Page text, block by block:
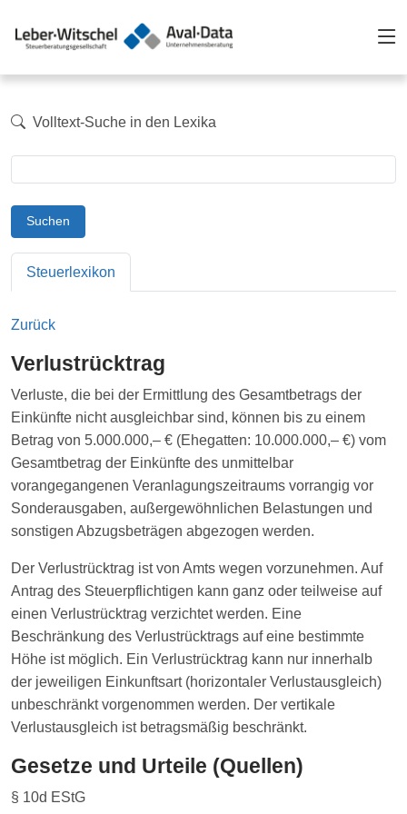
Volltext-Suche in den Lexika
Suchen
Steuerlexikon
Zurück
Verlustrücktrag
Verluste, die bei der Ermittlung des Gesamtbetrags der
Einkünfte nicht ausgleichbar sind, können bis zu einem
Betrag von 5.000.000,– € (Ehegatten: 10.000.000,– €) vom
Gesamtbetrag der Einkünfte des unmittelbar
vorangegangenen Veranlagungszeitraums vorrangig vor
Sonderausgaben, außergewöhnlichen Belastungen und
sonstigen Abzugsbeträgen abgezogen werden.
Der Verlustrücktrag ist von Amts wegen vorzunehmen. Auf
Antrag des Steuerpflichtigen kann ganz oder teilweise auf
einen Verlustrücktrag verzichtet werden. Eine
Beschränkung des Verlustrücktrags auf eine bestimmte
Höhe ist möglich. Ein Verlustrücktrag kann nur innerhalb
der jeweiligen Einkunftsart (horizontaler Verlustausgleich)
unbeschränkt vorgenommen werden. Der vertikale
Verlustausgleich ist betragsmäßig beschränkt.
Gesetze und Urteile (Quellen)
§ 10d EStG